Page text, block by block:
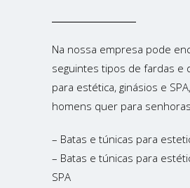
Na nossa empresa pode
seguintes tipos de fardas e
para estética, ginásios e
homens quer para
– Batas e túnicas para
– Batas e túnicas para
SPA